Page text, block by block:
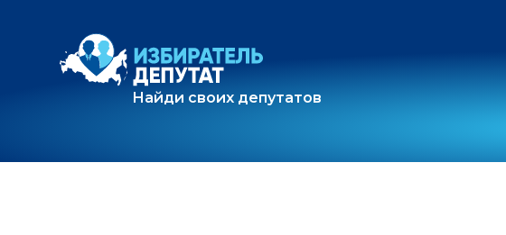
Найди своих депутатов